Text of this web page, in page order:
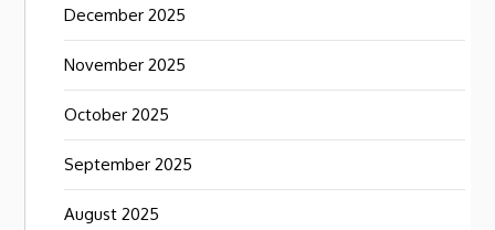
December 2025
November 2025
October 2025
September 2025
August 2025